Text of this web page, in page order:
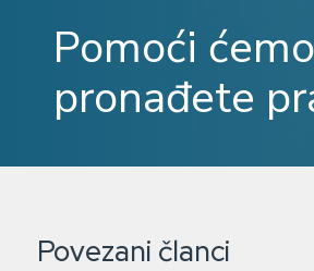
Pomoći
pronađete
Povezani članci